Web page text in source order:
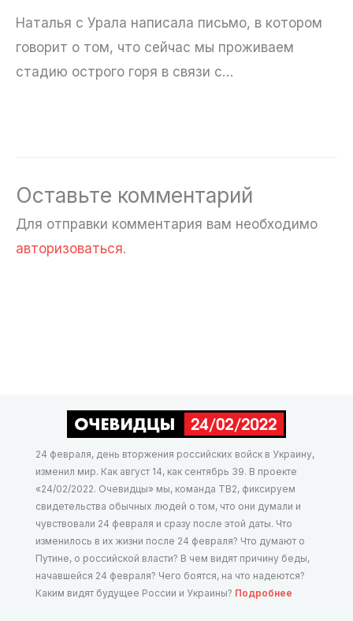
Наталья с Урала написала письмо, в котором
говорит о том, что сейчас мы проживаем
стадию острого горя в связи с…
Оставьте комментарий
Для отправки комментария вам необходимо
авторизоваться.
24 февраля, день вторжения российских войск в Украину,
изменил мир. Как август 14, как сентябрь 39. В проекте
«24/02/2022. Очевидцы» мы, команда ТВ2, фиксируем
свидетельства обычных людей о том, что они думали и
чувствовали 24 февраля и сразу после этой даты. Что
изменилось в их жизни после 24 февраля? Что думают о
Путине, о российской власти? В чем видят причину беды,
начавшейся 24 февраля? Чего боятся, на что надеются?
Каким видят будущее России и Украины? Подробнее